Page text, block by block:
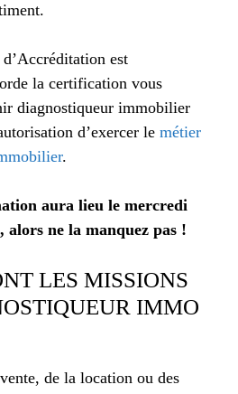
est
la certification vous
diagnostiqueur immobilier
d’exercer le métier
.
aura lieu le mercredi
alors ne la manquez pas !
LES MISSIONS
IMMO
de la location ou des